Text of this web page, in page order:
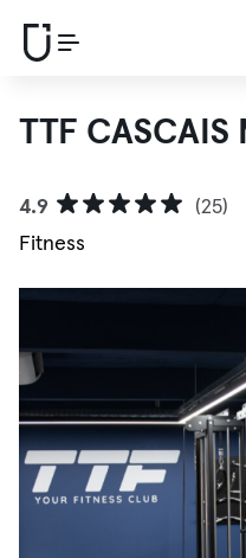
TTF CASCAIS
4.9
(25)
Fitness